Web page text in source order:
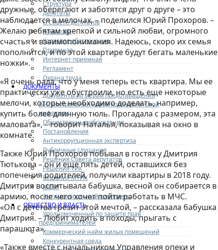
Структура
Депутаты
О Совете депутатов
Комиссии
Кадровое обеспечение
Приемная
Интернет-приемная
Регламент
Охрана труда
ДОКУМЕНТЫ
Документы по мерам предотвращения
распространения новой коронавирусной
инфекции
Общественные обсуждения
Постановления
Антикоррупционная экспертиза
Публичные слушания
Решения Совета депутатов
Решения ТИК
Решения МТИК
МЦУР
Антимонопольный комплаенс
ОБЩЕСТВО И ВЛАСТЬ
Уполномоченный по защите прав
предпринимателей
Коммерческий найм жилых помещений
Конкурентная среда
дружные, оберегают и заботятся друг о друге – это
наблюдается в мелочах, – поделился Юрий Прохоров. –
Желаю ребятам крепкой и сильной любви, огромного
счастья и взаимопонимания. Надеюсь, скоро их семья
пополнится, и по этой квартире будут бегать маленькие
ножки».
«Я очень рада, что у меня теперь есть квартира. Мы ее
практически уже обустроили, но есть еще некоторые
мелочи, которые необходимо доделать, например,
купить более длинную тюль. Прогадала с размером, эта
маловата», – говорит Наталья, показывая на окно в
комнате.
Также Юрий Прохоров побывал в гостях у Дмитрия
Тютькова – он и еще пять детей, оставшихся без
попечения родителей, получили квартиры в 2018 году.
Дмитрия воспитывала бабушка, весной он собирается в
армию, после чего хочет пойти работать в МЧС.
«Он с детства грезит этой мечтой, – рассказала бабушка
Дмитрия. – Любит ходить в походы, прыгать с
парашюта».
«Также вместе с начальником Управления опеки и